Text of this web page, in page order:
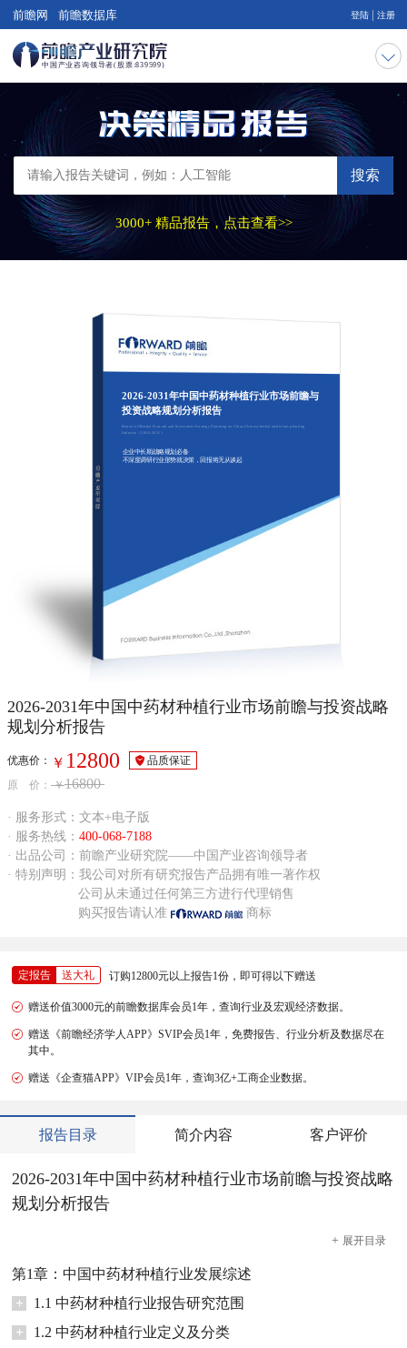
前瞻网 前瞻数据库 登陆 注册
搜索
3000+ 精品报告，点击查看>>
2026-2031年中国中药材种植行业市场前瞻与
投资战略规划分析报告
Report of Market Forward and Investment Strategy Planning on China Chinese herbal medicines planting
Industry（2026-2031）
企业中长期战略规划必备
不深度调研行业形势就决策，回报将无从谈起
2026-2031年中国中药材种植行业市场前瞻与投资战略
规划分析报告
优惠价： ￥ 12800
品质保证
原 价： ￥16800
· 服务形式：文本+电子版
· 服务热线： 400-068-7188
· 出品公司：前瞻产业研究院——中国产业咨询领导者
· 特别声明：我公司对所有研究报告产品拥有唯一著作权
公司从未通过任何第三方进行代理销售
购买报告请认准
商标
定报告 送大礼 订购12800元以上报告1份，即可得以下赠送
赠送价值3000元的前瞻数据库会员1年，查询行业及宏观经济数据。
赠送《前瞻经济学人APP》SVIP会员1年，免费报告、行业分析及数据尽在
其中。
赠送《企查猫APP》VIP会员1年，查询3亿+工商企业数据。
报告目录 简介内容 客户评价
2026-2031年中国中药材种植行业市场前瞻与投资战略
规划分析报告
+ 展开目录
第1章：中国中药材种植行业发展综述
+
1.1 中药材种植行业报告研究范围
+
1.2 中药材种植行业定义及分类